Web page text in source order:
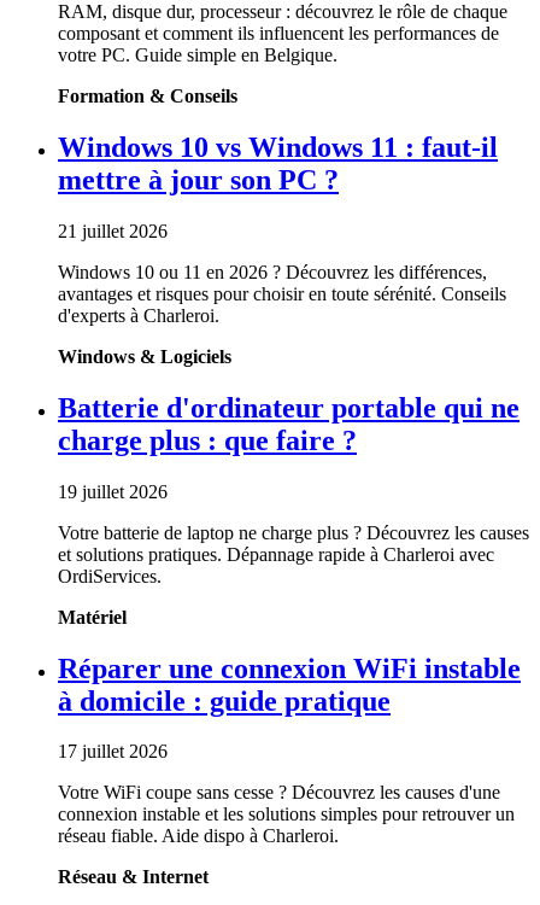
RAM, disque dur, processeur : découvrez le rôle de chaque
composant et comment ils influencent les performances de
votre PC. Guide simple en Belgique.
Formation & Conseils
Windows 10 vs Windows 11 : faut-il
mettre à jour son PC ?
21 juillet 2026
Windows 10 ou 11 en 2026 ? Découvrez les différences,
avantages et risques pour choisir en toute sérénité. Conseils
d'experts à Charleroi.
Windows & Logiciels
Batterie d'ordinateur portable qui ne
charge plus : que faire ?
19 juillet 2026
Votre batterie de laptop ne charge plus ? Découvrez les causes
et solutions pratiques. Dépannage rapide à Charleroi avec
OrdiServices.
Matériel
Réparer une connexion WiFi instable
à domicile : guide pratique
17 juillet 2026
Votre WiFi coupe sans cesse ? Découvrez les causes d'une
connexion instable et les solutions simples pour retrouver un
réseau fiable. Aide dispo à Charleroi.
Réseau & Internet